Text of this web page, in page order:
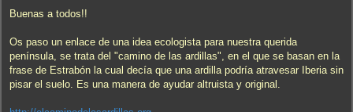
n
j
Buenas a todos!!
Os paso un enlace de una idea ecologista para nuestra querida
península, se trata del "camino de las ardillas", en el que se basan en la
frase de Estrabón la cual decía que una ardilla podría atravesar Iberia sin
pisar el suelo. Es una manera de ayudar altruista y original.